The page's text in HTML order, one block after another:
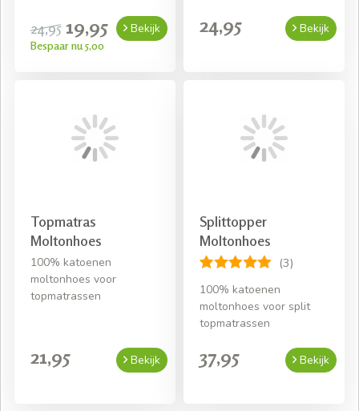
24,95 19,95
Bespaar nu 5,00
Bekijk 24,95 Bekijk
Topmatras
Moltonhoes
100% katoenen
moltonhoes voor
topmatrassen
21,95 Bekijk
Splittopper
Moltonhoes
(3)
100% katoenen
moltonhoes voor split
topmatrassen
37,95 Bekijk